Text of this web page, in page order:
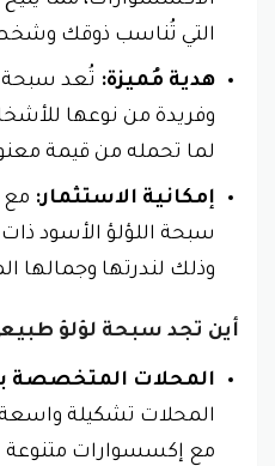
التي تُناسب ذوقك
هدية مُميزة: تُعد سبحة
وفريدة من نوعها
لما تحمله من قيمة
إمكانية الاستثمار: مع
سبحة اللؤلؤ الأسود
وذلك لندرتها وجمالها
أين تجد سبحة لؤلؤ
المحلات المتخصصة
المحلات تشكيلة
مع إكسسوارات متنوعة